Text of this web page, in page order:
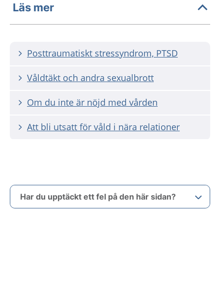
Läs mer
Posttraumatiskt stressyndrom, PTSD
Våldtäkt och andra sexualbrott
Om du inte är nöjd med vården
Att bli utsatt för våld i nära relationer
Har du upptäckt ett fel på den här sidan?